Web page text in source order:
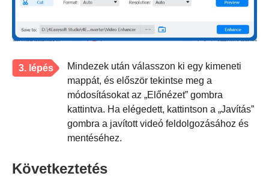
3. lépés
Mindezek után válasszon ki egy kimeneti
mappát, és először tekintse meg a
módosításokat az „Előnézet” gombra
kattintva. Ha elégedett, kattintson a „Javítás”
gombra a javított videó feldolgozásához és
mentéséhez.
Következtetés